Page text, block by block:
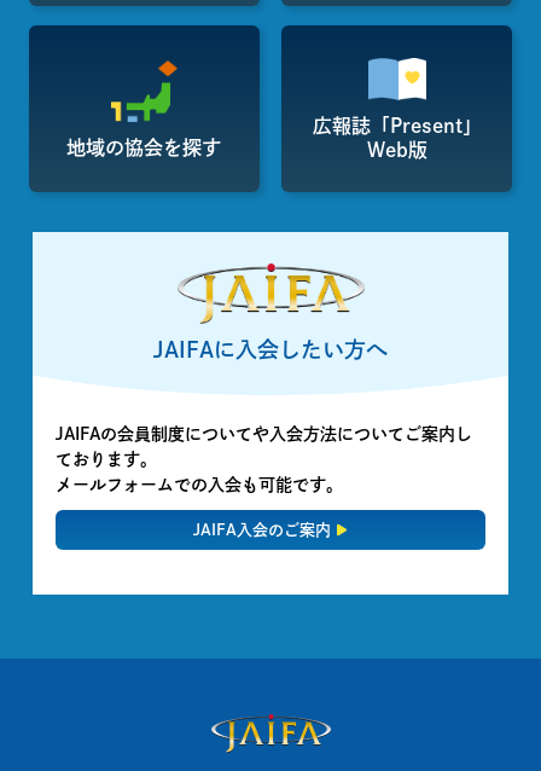
地域の協会を探す
広報誌「Present」
Web版
JAIFAに入会したい方へ
JAIFAの会員制度についてや入会方法についてご案内し
ております。
メールフォームでの入会も可能です。
JAIFA入会のご案内